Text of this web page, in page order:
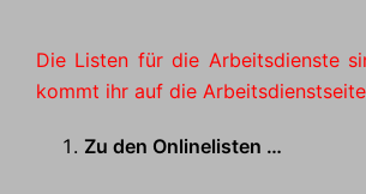
Die Listen für die Arbeitsdienste
kommt ihr auf die
Zu den Onlinelisten …